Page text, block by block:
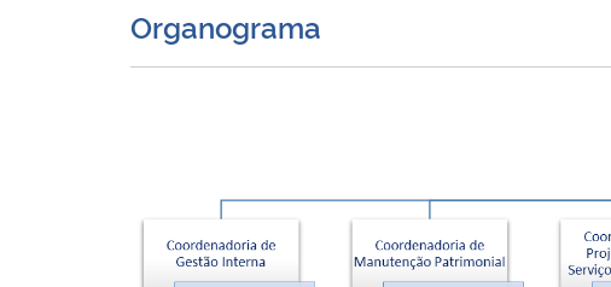
Organograma